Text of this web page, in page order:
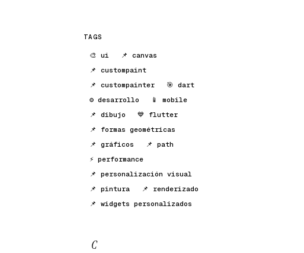
TAGS
🎨 ui
📌 canvas
📌 custompaint
📌 custompainter
🎯 dart
⚙️ desarrollo
📱 mobile
📌 dibujo
💙 flutter
📌 formas geométricas
📌 gráficos
📌 path
⚡ performance
📌 personalización visual
📌 pintura
📌 renderizado
📌 widgets personalizados
C